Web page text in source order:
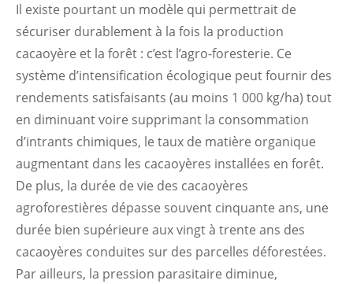
Il existe pourtant un modèle qui permettrait de
sécuriser durablement à la fois la production
cacaoyère et la forêt : c’est l’agro-foresterie. Ce
système d’intensification écologique peut fournir des
rendements satisfaisants (au moins 1 000 kg/ha) tout
en diminuant voire supprimant la consommation
d’intrants chimiques, le taux de matière organique
augmentant dans les cacaoyères installées en forêt.
De plus, la durée de vie des cacaoyères
agroforestières dépasse souvent cinquante ans, une
durée bien supérieure aux vingt à trente ans des
cacaoyères conduites sur des parcelles déforestées.
Par ailleurs, la pression parasitaire diminue,